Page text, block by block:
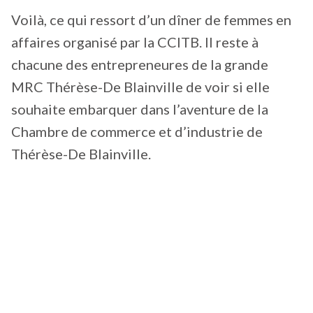
Voilà, ce qui ressort d’un dîner de femmes en
affaires organisé par la CCITB. Il reste à
chacune des entrepreneures de la grande
MRC Thérèse-De Blainville de voir si elle
souhaite embarquer dans l’aventure de la
Chambre de commerce et d’industrie de
Thérèse-De Blainville.